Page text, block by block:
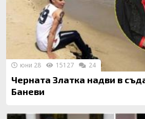
Черната Златка надви в
Баневи
юни 28 15127 24